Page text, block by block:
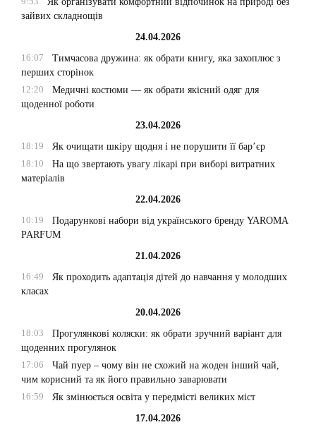
зайвих складнощів
24.04.2026
16:07
Тимчасова дружина: як обрати книгу, яка захоплює з
перших сторінок
12:20
Медичні костюми — як обрати якісний одяг для
щоденної роботи
23.04.2026
18:19
Як очищати шкіру щодня і не порушити її бар’єр
18:10
На що звертають увагу лікарі при виборі витратних
матеріалів
22.04.2026
10:19
Подарункові набори від українського бренду YAROMA
PARFUM
21.04.2026
16:49
Як проходить адаптація дітей до навчання у молодших
класах
20.04.2026
18:03
Прогулянкові коляски: як обрати зручний варіант для
щоденних прогулянок
17:06
Чай пуер – чому він не схожий на жоден інший чай,
чим корисний та як його правильно заварювати
16:59
Як змінюється освіта у передмісті великих міст
17.04.2026